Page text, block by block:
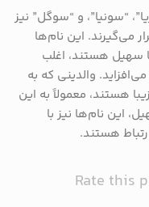
“سونیا”، و “سوگل” نیز
می‌گیرند. این نام‌ها
سهیل هستند، اغلب
والدینی که به
هستند، معمولاً به این
این نام‌ها نیز با
هستند.
Rate this